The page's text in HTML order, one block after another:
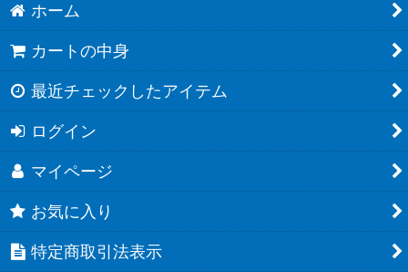
ホーム
カートの中身
最近チェックしたアイテム
ログイン
マイページ
お気に入り
特定商取引法表示